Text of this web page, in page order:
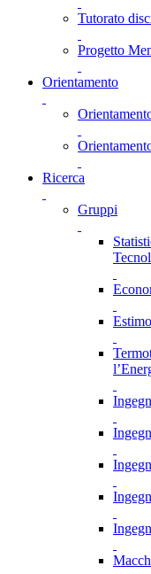
Tutorato
Progetto
Orientamento
Ricerca
Gruppi